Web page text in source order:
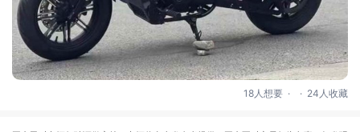
18人想要 . . 24人收藏